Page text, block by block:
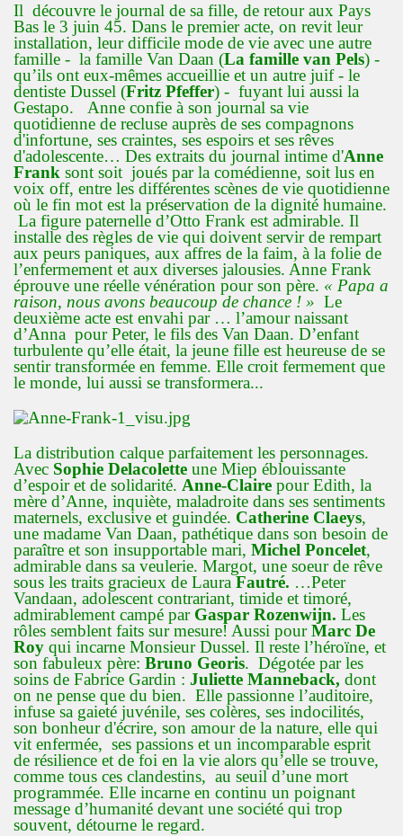
Il découvre le journal de sa fille, de retour aux Pays
Bas le 3 juin 45. Dans le premier acte, on revit leur
installation, leur difficile mode de vie avec une autre
famille - la famille Van Daan (La famille van Pels) -
qu’ils ont eux-mêmes accueillie et un autre juif - le
dentiste Dussel (Fritz Pfeffer) - fuyant lui aussi la
Gestapo. Anne confie à son journal sa vie
quotidienne de recluse auprès de ses compagnons
d'infortune, ses craintes, ses espoirs et ses rêves
d'adolescente… Des extraits du journal intime d'Anne
Frank sont soit joués par la comédienne, soit lus en
voix off, entre les différentes scènes de vie quotidienne
où le fin mot est la préservation de la dignité humaine.
La figure paternelle d’Otto Frank est admirable. Il
installe des règles de vie qui doivent servir de rempart
aux peurs paniques, aux affres de la faim, à la folie de
l’enfermement et aux diverses jalousies. Anne Frank
éprouve une réelle vénération pour son père. « Papa a
raison, nous avons beaucoup de chance ! » Le
deuxième acte est envahi par … l’amour naissant
d’Anna pour Peter, le fils des Van Daan. D’enfant
turbulente qu’elle était, la jeune fille est heureuse de se
sentir transformée en femme. Elle croit fermement que
le monde, lui aussi se transformera...
La distribution calque parfaitement les personnages.
Avec Sophie Delacolette une Miep éblouissante
d’espoir et de solidarité. Anne-Claire pour Edith, la
mère d’Anne, inquiète, maladroite dans ses sentiments
maternels, exclusive et guindée. Catherine Claeys,
une madame Van Daan, pathétique dans son besoin de
paraître et son insupportable mari, Michel Poncelet,
admirable dans sa veulerie. Margot, une soeur de rêve
sous les traits gracieux de Laura Fautré. …Peter
Vandaan, adolescent contrariant, timide et timoré,
admirablement campé par Gaspar Rozenwijn. Les
rôles semblent faits sur mesure! Aussi pourMarc De
Roy qui incarne Monsieur Dussel. Il reste l’héroïne, et
son fabuleux père: Bruno Georis. Dégotée par les
soins de Fabrice Gardin : Juliette Manneback, dont
on ne pense que du bien. Elle passionne l’auditoire,
infuse sa gaieté juvénile, ses colères, ses indocilités,
son bonheur d'écrire, son amour de la nature, elle qui
vit enfermée, ses passions et un incomparable esprit
de résilience et de foi en la vie alors qu’elle se trouve,
comme tous ces clandestins, au seuil d’une mort
programmée. Elle incarne en continu un poignant
message d’humanité devant une société qui trop
souvent, détourne le regard.